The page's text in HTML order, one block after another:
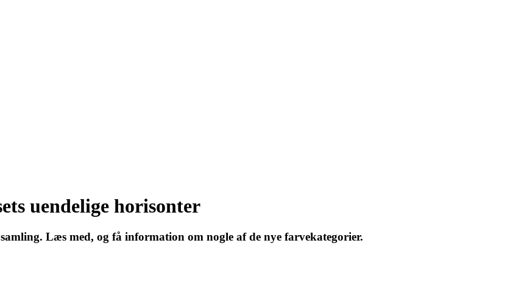
uendelige horisonter
Læs med, og få information om nogle af de nye farvekategorier.